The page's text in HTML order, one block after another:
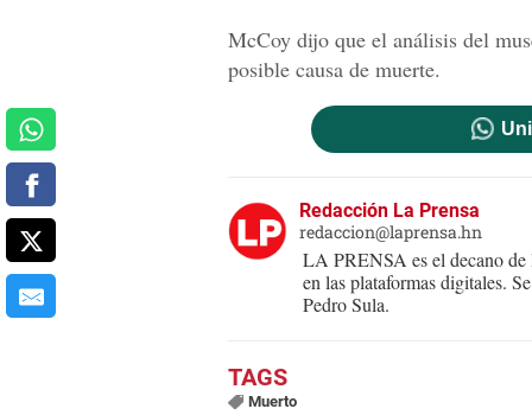
McCoy dijo que el análisis del
posible causa de muerte.
Redacción La Prensa
redaccion@laprensa.hn
LA PRENSA es el decano de
en las plataformas digitales.
Pedro Sula.
Muerto